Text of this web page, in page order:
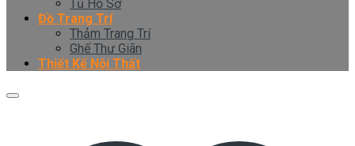
Tủ Hồ Sơ
Đồ Trang Trí
Thảm Trang Trí
Ghế Thư Giãn
Thiết Kế Nội Thất